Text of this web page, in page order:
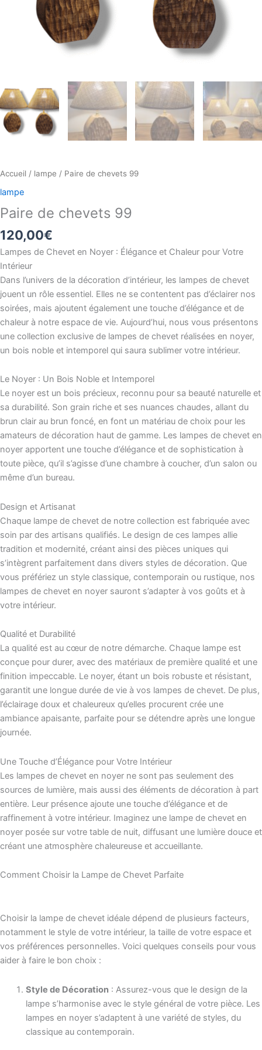
Accueil / lampe / Paire de chevets 99
lampe
Paire de chevets 99
120,00€
Lampes de Chevet en Noyer : Élégance et Chaleur pour Votre
Intérieur
Dans l’univers de la décoration d’intérieur, les lampes de chevet
jouent un rôle essentiel. Elles ne se contentent pas d’éclairer nos
soirées, mais ajoutent également une touche d’élégance et de
chaleur à notre espace de vie. Aujourd’hui, nous vous présentons
une collection exclusive de lampes de chevet réalisées en noyer,
un bois noble et intemporel qui saura sublimer votre intérieur.
Le Noyer : Un Bois Noble et Intemporel
Le noyer est un bois précieux, reconnu pour sa beauté naturelle et
sa durabilité. Son grain riche et ses nuances chaudes, allant du
brun clair au brun foncé, en font un matériau de choix pour les
amateurs de décoration haut de gamme. Les lampes de chevet en
noyer apportent une touche d’élégance et de sophistication à
toute pièce, qu’il s’agisse d’une chambre à coucher, d’un salon ou
même d’un bureau.
Design et Artisanat
Chaque lampe de chevet de notre collection est fabriquée avec
soin par des artisans qualifiés. Le design de ces lampes allie
tradition et modernité, créant ainsi des pièces uniques qui
s’intègrent parfaitement dans divers styles de décoration. Que
vous préfériez un style classique, contemporain ou rustique, nos
lampes de chevet en noyer sauront s’adapter à vos goûts et à
votre intérieur.
Qualité et Durabilité
La qualité est au cœur de notre démarche. Chaque lampe est
conçue pour durer, avec des matériaux de première qualité et une
finition impeccable. Le noyer, étant un bois robuste et résistant,
garantit une longue durée de vie à vos lampes de chevet. De plus,
l’éclairage doux et chaleureux qu’elles procurent crée une
ambiance apaisante, parfaite pour se détendre après une longue
journée.
Une Touche d’Élégance pour Votre Intérieur
Les lampes de chevet en noyer ne sont pas seulement des
sources de lumière, mais aussi des éléments de décoration à part
entière. Leur présence ajoute une touche d’élégance et de
raffinement à votre intérieur. Imaginez une lampe de chevet en
noyer posée sur votre table de nuit, diffusant une lumière douce et
créant une atmosphère chaleureuse et accueillante.
Comment Choisir la Lampe de Chevet Parfaite
Choisir la lampe de chevet idéale dépend de plusieurs facteurs,
notamment le style de votre intérieur, la taille de votre espace et
vos préférences personnelles. Voici quelques conseils pour vous
aider à faire le bon choix :
Style de Décoration: Assurez-vous que le design de la
lampe s’harmonise avec le style général de votre pièce. Les
lampes en noyer s’adaptent à une variété de styles, du
classique au contemporain.